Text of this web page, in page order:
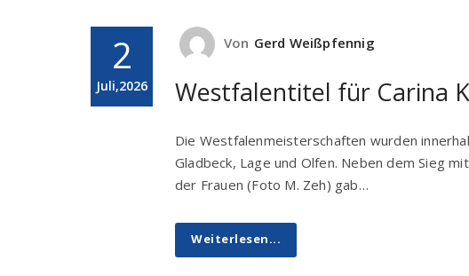
2
Juli,2026
Von Gerd Weißpfennig
Westfalentitel für Carina
Die Westfalenmeisterschaften wurden
Gladbeck, Lage und Olfen. Neben dem Sieg
der Frauen (Foto M. Zeh) gab…
Weiterlesen...